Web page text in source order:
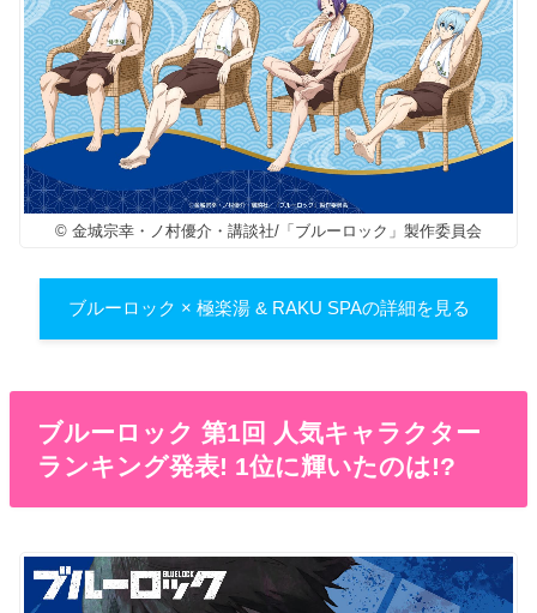
© 金城宗幸・ノ村優介・講談社/「ブルーロック」製作委員会
ブルーロック × 極楽湯 & RAKU SPAの詳細を見る
ブルーロック 第1回 人気キャラクター
ランキング発表! 1位に輝いたのは!?